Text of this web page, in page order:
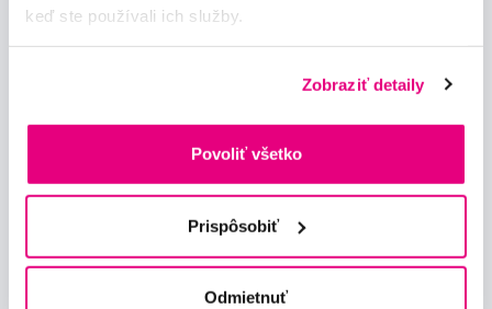
keď ste používali ich služby.
Zobraziť detaily
Povoliť všetko
Prispôsobiť
Odmietnuť
Způsob doručení
Poradňa
Reklamace a servis